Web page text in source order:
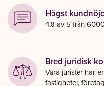
Högst
4.8 av 5 från
Bred juridisk
Våra jurister har
fastigheter,